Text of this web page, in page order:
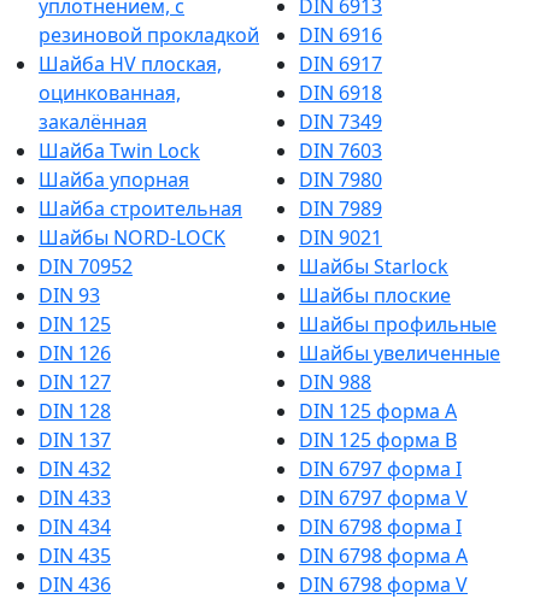
уплотнением, с
резиновой прокладкой
Шайба HV плоская,
оцинкованная,
закалённая
Шайба Twin Lock
Шайба упорная
Шайба строительная
Шайбы NORD-LOCK
DIN 70952
DIN 93
DIN 125
DIN 126
DIN 127
DIN 128
DIN 137
DIN 432
DIN 433
DIN 434
DIN 435
DIN 436
DIN 6913
DIN 6916
DIN 6917
DIN 6918
DIN 7349
DIN 7603
DIN 7980
DIN 7989
DIN 9021
Шайбы Starlock
Шайбы плоские
Шайбы профильные
Шайбы увеличенные
DIN 988
DIN 125 форма A
DIN 125 форма B
DIN 6797 форма I
DIN 6797 форма V
DIN 6798 форма I
DIN 6798 форма А
DIN 6798 форма V